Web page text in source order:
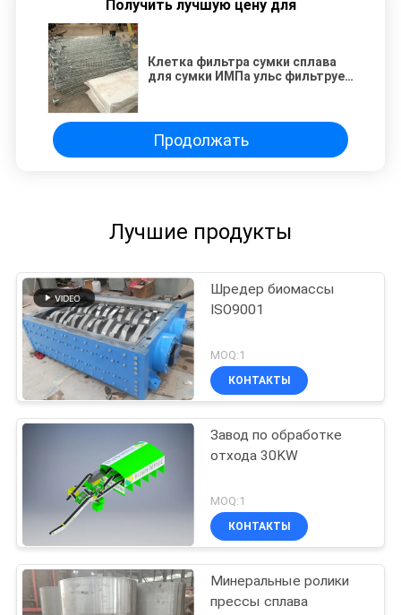
Получить лучшую цену для
Клетка фильтра сумки сплава
для сумки ИМПа ульс фильтрует
Продолжать
Лучшие продукты
Шредер биомассы
ISO9001
MOQ:1
КОНТАКТЫ
Завод по обработке
отхода 30KW
MOQ:1
КОНТАКТЫ
Минеральные ролики
прессы сплава